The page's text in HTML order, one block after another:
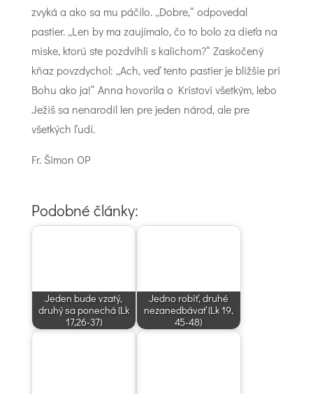
zvyká a ako sa mu páčilo. „Dobre,“ odpovedal
pastier. „Len by ma zaujímalo, čo to bolo za dieťa na
miske, ktorú ste pozdvihli s kalichom?“ Zaskočený
kňaz povzdychol: „Ach, veď tento pastier je bližšie pri
Bohu ako ja!“ Anna hovorila o Kristovi všetkým, lebo
Ježiš sa nenarodil len pre jeden národ, ale pre
všetkých ľudí.
Fr. Šimon OP
Podobné články:
Jeden bude vzatý,
druhý sa ponechá (Lk
17,26-37)
Jedno robiť, druhé
nezanedbávať (Lk 19,
45-48)